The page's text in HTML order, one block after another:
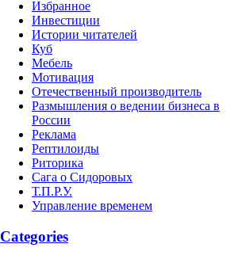
Избранное
Инвестиции
Истории читателей
Куб
Мебель
Мотивация
Отечественный производитель
Размышления о ведении бизнеса в
России
Реклама
Рептилоиды
Риторика
Сага о Сидоровых
Т.П.Р.У.
Управление временем
Categories